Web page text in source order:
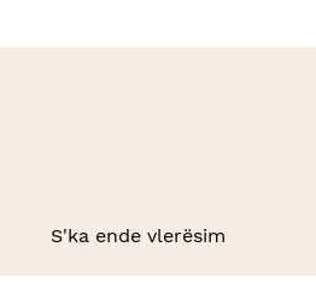
S'ka ende vlerësim